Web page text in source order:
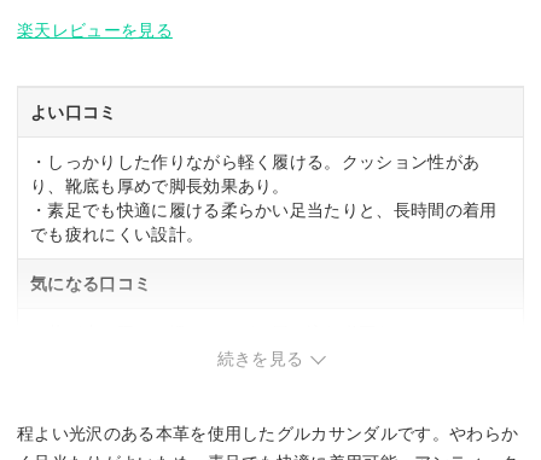
楽天レビューを見る
よい口コミ
・しっかりした作りながら軽く履ける。クッション性があ
り、靴底も厚めで脚長効果あり。
・素足でも快適に履ける柔らかい足当たりと、長時間の着用
でも疲れにくい設計。
気になる口コミ
続きを見る
程よい光沢のある本革を使用したグルカサンダルです。やわらか